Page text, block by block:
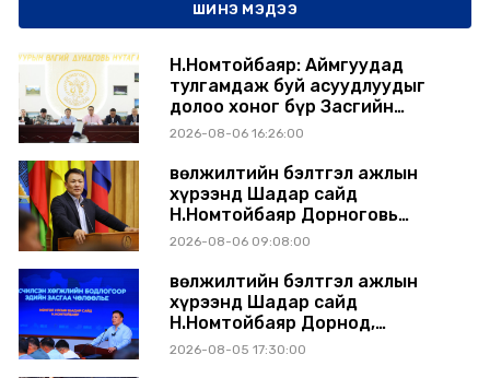
ШИНЭ МЭДЭЭ
Н.Номтойбаяр: Аймгуудад
тулгамдаж буй асуудлуудыг
долоо хоног бүр Засгийн
газрын хуралдаанд
2026-08-06 16:26:00
Өвөлжилтийн бэлтгэл ажлын
хүрээнд Шадар сайд
Н.Номтойбаяр Дорноговь
аймагт ажиллав
2026-08-06 09:08:00
Өвөлжилтийн бэлтгэл ажлын
хүрээнд Шадар сайд
Н.Номтойбаяр Дорнод,
Сүхбаатар аймагт ажиллав
2026-08-05 17:30:00